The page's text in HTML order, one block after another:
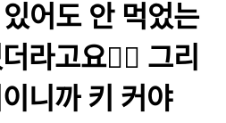
어도 안 먹었는
라고요👍🏻 그리
니까 키 커야